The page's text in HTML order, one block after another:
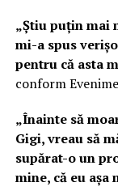
„Ştiu puţin mai
mi-a spus
pentru că asta
conform
„Înainte să
Gigi, vreau să
supărat-o un
mine, că eu aşa